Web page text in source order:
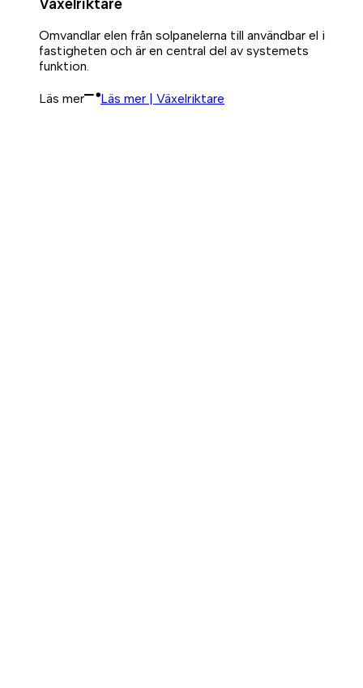
Omvandlar elen från solpanelerna till användbar el i
fastigheten och är en central del av systemets
funktion.
Läs mer Läs mer | Växelriktare